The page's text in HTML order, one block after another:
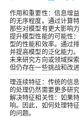
作用和重要性：信息增
的无序程度。通过计算
那些对模型有更大影响力
提升模型性能的可能性
型的性能和效率。通过
并提高模型的泛化能力。
未来研究方向或领域探
但仍存在一些挑战和改进
理连续特征：传统的信
的处理仍然需要更多研究
解决特征相关性：如果
响。因此，如何处理特
的问题。